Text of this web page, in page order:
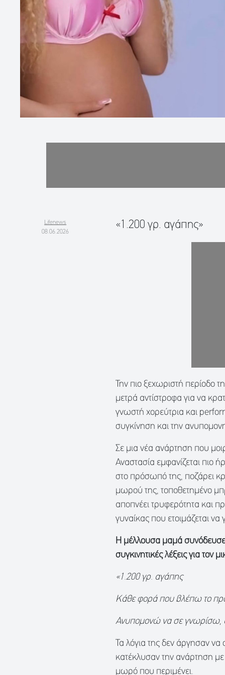
Lifenews
08.06.2026
«1.200 γρ. αγάπης»
Την πιο ξεχωριστή περίοδο
μετρά αντίστροφα για να
γνωστή χορεύτρια και
συγκίνηση και την
Σε μια νέα ανάρτηση που
Αναστασία εμφανίζεται πιο
στο πρόσωπό της, ποζάρει
μωρού της, τοποθετημένο
αποπνέει τρυφερότητα και
γυναίκας που ετοιμάζεται
Η μέλλουσα μαμά συνόδευσε
συγκινητικές λέξεις για τον
«1.200 γρ. αγάπης
Κάθε φορά που βλέπω το
Ανυπομονώ να σε γνωρίσω,
Τα λόγια της δεν άργησαν να
κατέκλυσαν την ανάρτηση με
μωρό που περιμένει.